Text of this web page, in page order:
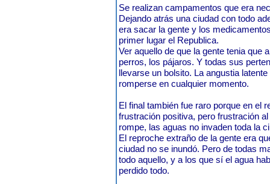
Se realizan campamentos que era
Dejando atrás una ciudad con todo
era sacar la gente y los
primer lugar el Republica.
Ver aquello de que la gente tenia que
perros, los pájaros. Y todas sus
llevarse un bolsito. La angustia
romperse en cualquier momento.
El final también fue raro porque en el
frustración positiva, pero frustración
rompe, las aguas no invaden toda la
El reproche extraño de la gente era
ciudad no se inundó. Pero de todas
todo aquello, y a los que sí el agua
perdido todo.